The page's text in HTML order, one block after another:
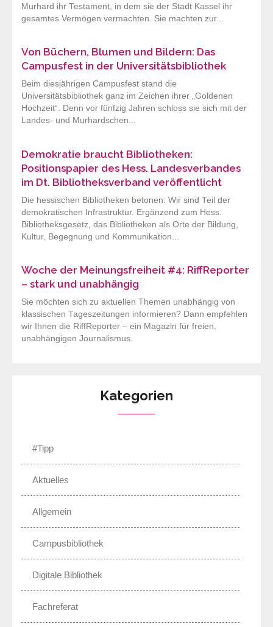
Murhard ihr Testament, in dem sie der Stadt Kassel ihr
gesamtes Vermögen vermachten. Sie machten zur...
Von Büchern, Blumen und Bildern: Das
Campusfest in der Universitätsbibliothek
Beim diesjährigen Campusfest stand die
Universitätsbibliothek ganz im Zeichen ihrer „Goldenen
Hochzeit“. Denn vor fünfzig Jahren schloss sie sich mit der
Landes- und Murhardschen...
Demokratie braucht Bibliotheken:
Positionspapier des Hess. Landesverbandes
im Dt. Bibliotheksverband veröffentlicht
Die hessischen Bibliotheken betonen: Wir sind Teil der
demokratischen Infrastruktur. Ergänzend zum Hess.
Bibliotheksgesetz, das Bibliotheken als Orte der Bildung,
Kultur, Begegnung und Kommunikation...
Woche der Meinungsfreiheit #4: RiffReporter
– stark und unabhängig
Sie möchten sich zu aktuellen Themen unabhängig von
klassischen Tageszeitungen informieren? Dann empfehlen
wir Ihnen die RiffReporter – ein Magazin für freien,
unabhängigen Journalismus.
Kategorien
#Tipp
Aktuelles
Allgemein
Campusbibliothek
Digitale Bibliothek
Fachreferat